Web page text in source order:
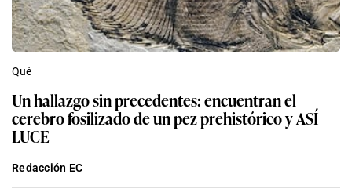
Qué
Un hallazgo sin precedentes: encuentran el
cerebro fosilizado de un pez prehistórico y ASÍ
LUCE
Redacción EC